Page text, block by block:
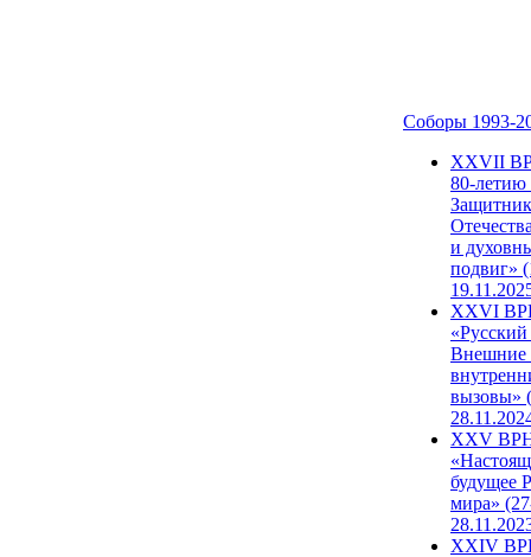
Соборы 1993-
ХХVII
80-
и
подвиг»
XXVI
Внешние
вызовы»
XXV
будущее
мира»
XXIV